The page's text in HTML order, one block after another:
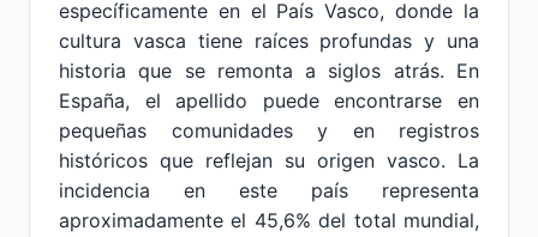
específicamente en el País Vasco, donde la
cultura vasca tiene raíces profundas y una
historia que se remonta a siglos atrás. En
España, el apellido puede encontrarse en
pequeñas comunidades y en registros
históricos que reflejan su origen vasco. La
incidencia en este país representa
aproximadamente el 45,6% del total mundial,